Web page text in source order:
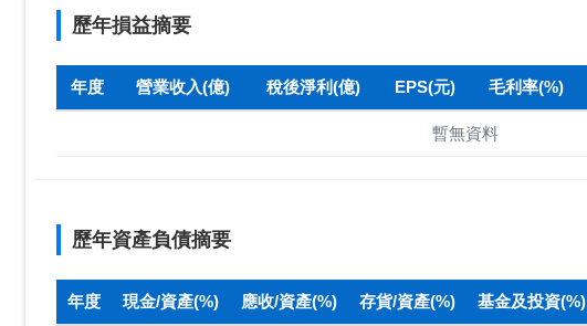
歷年損益摘要
年度 營業收入(億) 稅後淨利(億) EPS(元) 毛利率(%)
暫無資料
歷年資產負債摘要
年度 現金/資產(%) 應收/資產(%) 存貨/資產(%) 基金及投資(%)